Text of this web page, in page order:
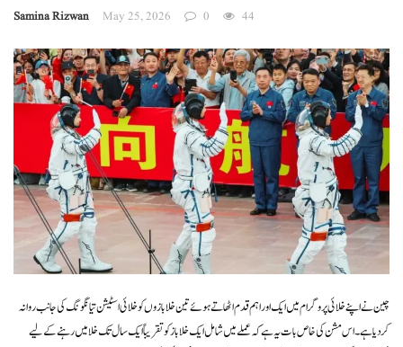
Samina Rizwan May 25, 2026 0 44
چین نے اپنے خلائی پروگرام میں ایک اور اہم قدم اٹھاتے ہوئے تین خلا بازوں کو خلائی اسٹیشن تیانگونگ کی جانب روانہ
کر دیا ہے۔ اس مشن کی خاص بات یہ ہے کہ عملے میں شامل ایک خلا باز کو تقریباً ایک سال تک خلا میں رہنے کے لیے